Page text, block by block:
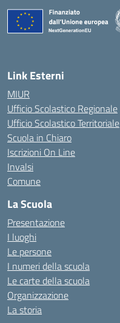
Link Esterni
MIUR
Ufficio Scolastico Regionale
Ufficio Scolastico Territoriale
Scuola in Chiaro
Iscrizioni On Line
Invalsi
Comune
La Scuola
Presentazione
I luoghi
Le persone
I numeri della scuola
Le carte della scuola
Organizzazione
La storia